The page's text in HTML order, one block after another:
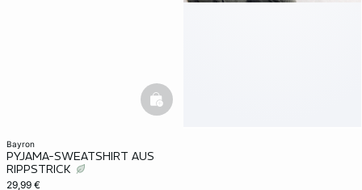
bayron
PYJAMA-SWEATSHIRT AUS
RIPPSTRICK
29,99 €
basketfull